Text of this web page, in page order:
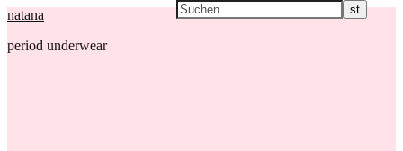
natana
period underwear